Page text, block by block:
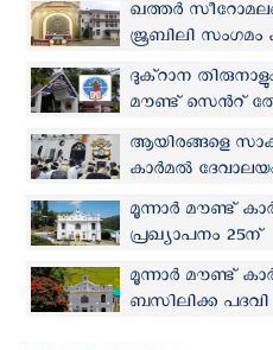
ഖത്തർ
ജൂബിലി സംഗമം
തോമസില്‍
ദുക്റാന
മൗണ്ട് സെൻറ്
ആയിരങ്ങളെ
കാർമൽ
മൂന്നാർ മൗണ്ട്
പ്രഖ്യാപനം 25ന്
മൂന്നാർ മൗണ്ട്
ബസിലിക്ക പദവി